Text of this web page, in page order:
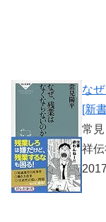
な
[新
常
祥